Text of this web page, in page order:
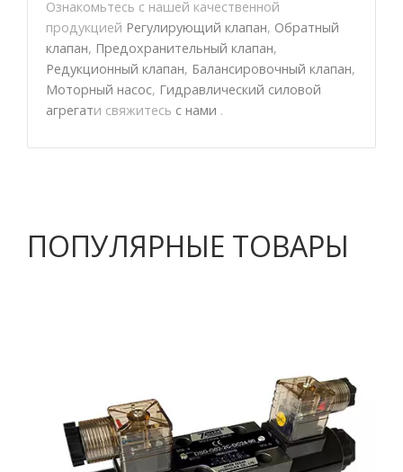
Ознакомьтесь с нашей качественной
продукцией Регулирующий клапан, Обратный
клапан, Предохранительный клапан,
Редукционный клапан, Балансировочный клапан,
Моторный насос, Гидравлический силовой
агрегати свяжитесь с нами .
ПОПУЛЯРНЫЕ ТОВАРЫ